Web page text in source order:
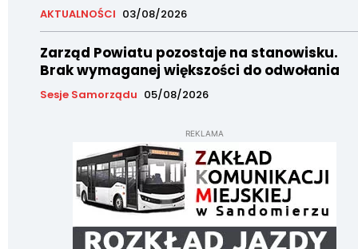
AKTUALNOŚCI 03/08/2026
Zarząd Powiatu pozostaje na stanowisku.
Brak wymaganej większości do odwołania
Sesje Samorządu 05/08/2026
REKLAMA